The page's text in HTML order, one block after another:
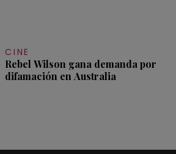
CINE
Rebel Wilson gana demanda por
difamación en Australia